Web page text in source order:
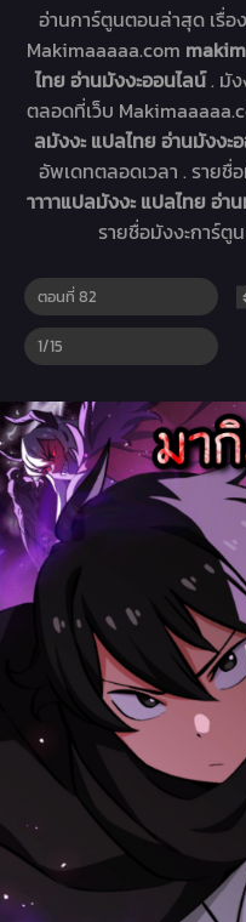
อ่านการ์ตูนตอนล่าสุด เรื่อง
Makimaaaaa.com
ไทย อ่านมังงะออนไลน์. มัง
ตลอดที่เว็บ
ลมังงะ แปลไทย อ่านมังงะ
อัพเดทตลอดเวลา . รายชื่
าาาาแปลมังงะ แปลไทย อ่า
รายชื่อมังงะการ์ตู